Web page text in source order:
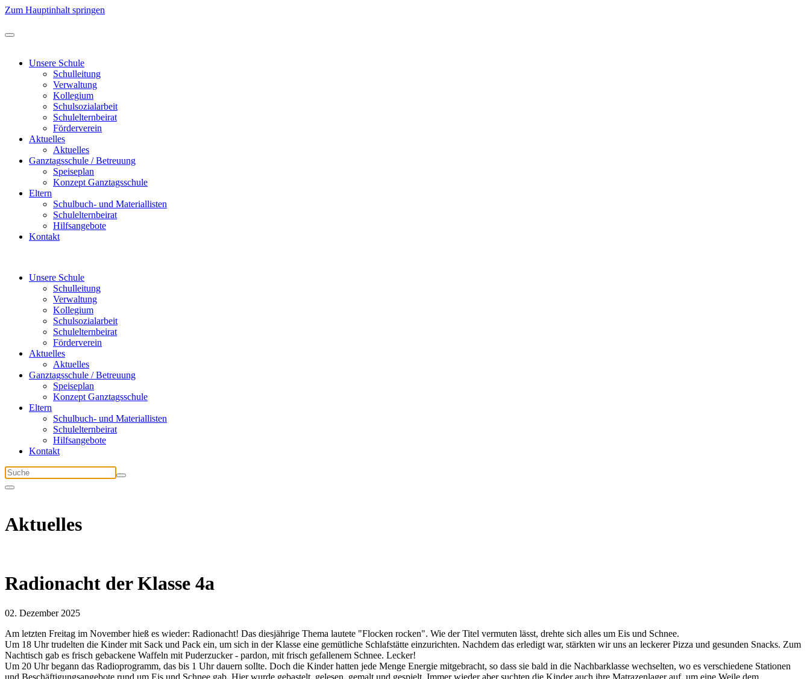
Zum Hauptinhalt springen
Unsere Schule
Schulleitung
Verwaltung
Kollegium
Schulsozialarbeit
Schulelternbeirat
Förderverein
Aktuelles
Aktuelles
Ganztagsschule / Betreuung
Speiseplan
Konzept Ganztagsschule
Eltern
Schulbuch- und Materiallisten
Schulelternbeirat
Hilfsangebote
Kontakt
Unsere Schule
Schulleitung
Verwaltung
Kollegium
Schulsozialarbeit
Schulelternbeirat
Förderverein
Aktuelles
Aktuelles
Ganztagsschule / Betreuung
Speiseplan
Konzept Ganztagsschule
Eltern
Schulbuch- und Materiallisten
Schulelternbeirat
Hilfsangebote
Kontakt
Aktuelles
Radionacht der Klasse 4a
02. Dezember 2025
Am letzten Freitag im November hieß es wieder: Radionacht! Das diesjährige Thema lautete "Flocken rocken". Wie der Titel vermuten lässt, drehte sich alles um Eis und Schnee.
Um 18 Uhr trudelten die Kinder mit Sack und Pack ein, um sich in der Klasse eine gemütliche Schlafstätte einzurichten. Nachdem das erledigt war, stärkten wir uns an leckerer Pizza und gesunden Snacks. Zum
Nachtisch gab es frisch gebackene Waffeln mit Puderzucker - pardon, mit frisch gefallenem Schnee. Lecker!
Um 20 Uhr begann das Radioprogramm, das bis 1 Uhr dauern sollte. Doch die Kinder hatten jede Menge Energie mitgebracht, so dass sie bald in die Nachbarklasse wechselten, wo es verschiedene Stationen
und Beschäftigungsangebote rund um Eis und Schnee gab. Hier wurde gebastelt, gelesen, gemalt und gespielt. Immer wieder aber suchten die Kinder auch ihre Matrazenlager auf, um eine Weile dem